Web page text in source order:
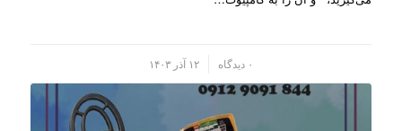
۰ دیدگاه ۱۲ آذر ۱۴۰۳